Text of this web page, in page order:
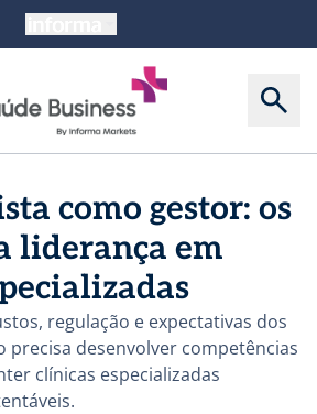
como gestor: os
liderança em
regulação e expectativas dos
precisa desenvolver competências
clínicas especializadas